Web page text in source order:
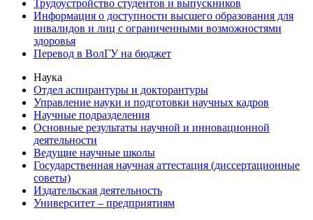
Трудоустройство студентов и выпускников
Информация о доступности высшего образования для
инвалидов и лиц с ограниченными возможностями
здоровья
Перевод в ВолГУ на бюджет
Наука
Отдел аспирантуры и докторантуры
Управление науки и подготовки научных кадров
Научные подразделения
Основные результаты научной и инновационной
деятельности
Ведущие научные школы
Государственная научная аттестация (диссертационные
советы)
Издательская деятельность
Университет – предприятиям